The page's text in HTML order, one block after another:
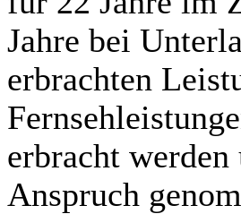
Jahre bei
erbrachten
erbracht
Anspruch